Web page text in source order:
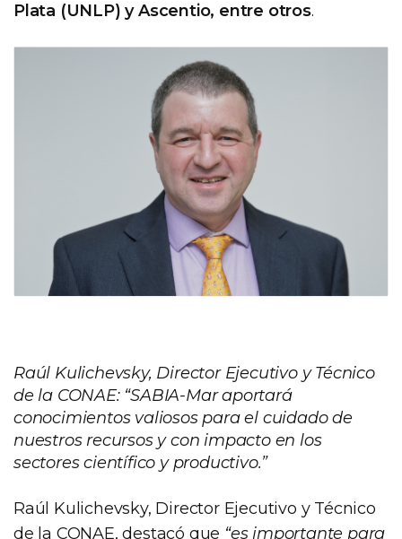
Plata (UNLP) y Ascentio, entre otros.
Raúl Kulichevsky, Director Ejecutivo y Técnico
de la CONAE: “SABIA-Mar aportará
conocimientos valiosos para el cuidado de
nuestros recursos y con impacto en los
sectores científico y productivo.”
Raúl Kulichevsky, Director Ejecutivo y Técnico
de la CONAE, destacó que “es importante para